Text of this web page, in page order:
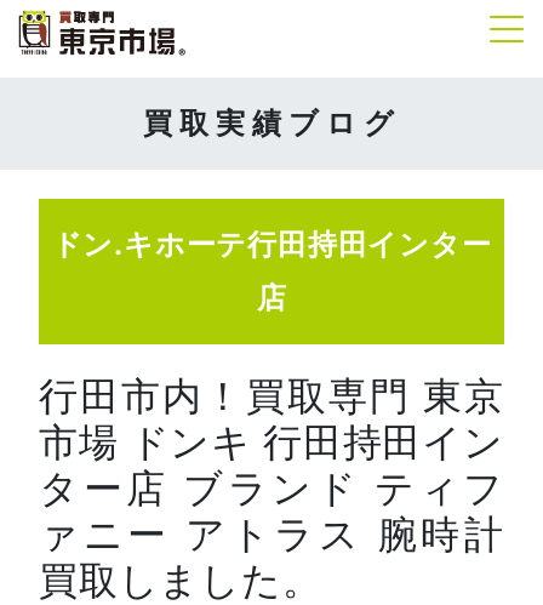
買取実績ブログ
ドン.キホーテ行田持田インター
店
行田市内！買取専門 東京
市場 ドンキ 行田持田イン
ター店 ブランド ティフ
ァニー アトラス 腕時計
買取しました。